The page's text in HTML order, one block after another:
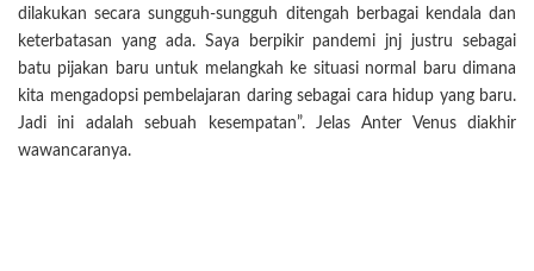
dilakukan secara sungguh-sungguh ditengah berbagai kendala dan
keterbatasan yang ada. Saya berpikir pandemi jnj justru sebagai
batu pijakan baru untuk melangkah ke situasi normal baru dimana
kita mengadopsi pembelajaran daring sebagai cara hidup yang baru.
Jadi ini adalah sebuah kesempatan”. Jelas Anter Venus diakhir
wawancaranya.